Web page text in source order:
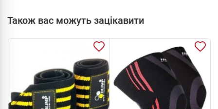
Також вас можуть зацікавити